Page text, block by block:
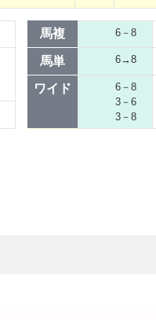
馬複 6－8
馬単 6→8
ワイド
6－8
3－6
3－8